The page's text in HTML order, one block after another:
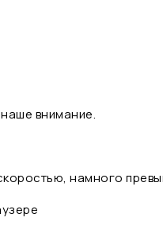
внимание.
намного